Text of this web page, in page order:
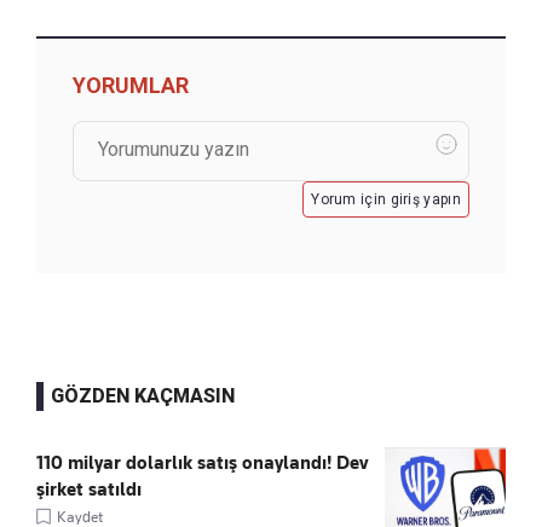
YORUMLAR
Yorum için giriş yapın
GÖZDEN KAÇMASIN
110 milyar dolarlık satış onaylandı! Dev
şirket satıldı
Kaydet